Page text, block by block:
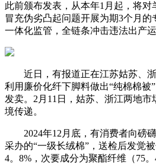
此前颁布发表，从本年1月起，将对
冒充伪劣凸起问题开展为期3个月
一体化监管，全链条冲击违法出产运
近日，有报道正在江苏姑苏、浙
利用廉价化纤下脚料做出“纯棉棉被
发卖。2月11日，姑苏、浙江两地
境传递。
2024年12月底，有消费者向磅礴
采办的“一级长绒棉”，送检后发觉
4。8%，次要成分为聚酯纤维（75。